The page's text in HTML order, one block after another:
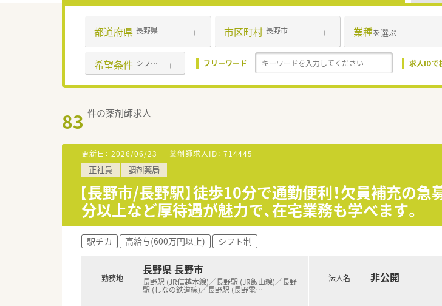
都道府県 長野県 市区町村 長野市 業種を選ぶ
希望条件 シフト制 フリーワード 求人IDで
83 件の薬剤師求人
更新日： 2026/06/23 薬剤師求人ID： 714445
正社員 調剤薬局
【長野市/長野駅】徒歩10分で通勤便利！欠員補充の
分以上など厚待遇が魅力で、在宅業務も学べます。
駅チカ 高給与(600万円以上) シフト制
勤務地
長野県 長野市
長野駅 (JR信越本線)／長野駅 (JR飯山線)／長野
駅 (しなの鉄道線)／長野駅 (長野電…
法人名 非公開